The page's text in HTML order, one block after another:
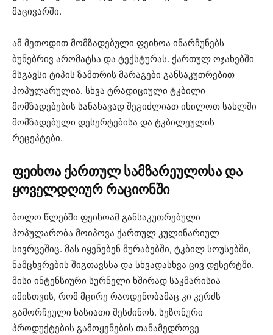
მაცივარში.
ამ მეთოდით მომზადებული ფეიხოა ინარჩუნებს
ბუნებრივ არომატსა და ტექსტურას. ქართულ ოჯახებში
მსგავსი ტიპის ზამთრის მარაგები განსაკუთრებით
პოპულარულია. სხვა ტრადიციული ტკბილი
მომზადებების სანახავად შეგიძლიათ იხილოთ სახლში
მომზადებული დესერტებისა და ტკბილეულის
რეცეპტები⁠.
ფეიხოა ქართულ სამზარეულოსა და
ყოველდღიურ რაციონში
ბოლო წლებში ფეიხოამ განსაკუთრებული
პოპულარობა მოიპოვა ქართულ კულინარიულ
სივრცეშიც. მას იყენებენ მურაბებში, ტკბილ სოუსებში,
ნამცხვრების შიგთავსსა და სხვადასხვა ცივ დესერტში.
მისი ინტენსიური სურნელი ხშირად საკმარისია
იმისთვის, რომ მცირე რაოდენობამაც კი კერძს
გამორჩეული ხასიათი შესძინოს. სეზონური
პროდუქტების გამოყენების თანამედროვე